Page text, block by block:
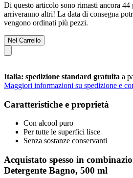
Di questo articolo sono rimasti ancora 44
arriveranno altri! La data di consegna
vengono ordinati più pezzi.
Nel Carrello
Italia: spedizione standard gratuita a
Maggiori informazioni su spedizione e
Caratteristiche e proprietà
Con alcool puro
Per tutte le superfici lisce
Senza sostanze conservanti
Acquistato spesso in
Detergente Bagno, 500 ml